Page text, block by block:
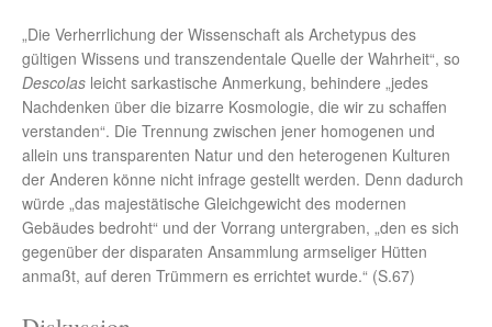
„Die Verherrlichung der Wissenschaft als Archetypus des
gültigen Wissens und transzendentale Quelle der Wahrheit“, so
Descolas leicht sarkastische Anmerkung, behindere „jedes
Nachdenken über die bizarre Kosmologie, die wir zu schaffen
verstanden“. Die Trennung zwischen jener homogenen und
allein uns transparenten Natur und den heterogenen Kulturen
der Anderen könne nicht infrage gestellt werden. Denn dadurch
würde „das majestätische Gleichgewicht des modernen
Gebäudes bedroht“ und der Vorrang untergraben, „den es sich
gegenüber der disparaten Ansammlung armseliger Hütten
anmaßt, auf deren Trümmern es errichtet wurde.“ (S.67)